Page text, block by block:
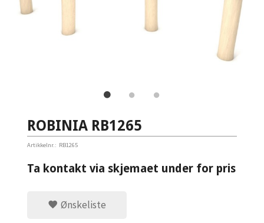
ROBINIA RB1265
Artikkelnr.: RB1265
Ta kontakt via skjemaet under for pris
Ønskeliste